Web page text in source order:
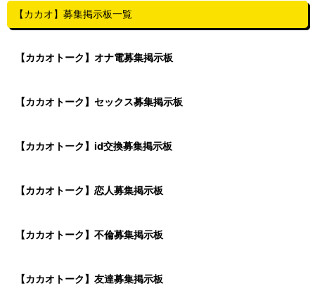
【カカオ】募集掲示板一覧
【カカオトーク】オナ電募集掲示板
【カカオトーク】セックス募集掲示板
【カカオトーク】id交換募集掲示板
【カカオトーク】恋人募集掲示板
【カカオトーク】不倫募集掲示板
【カカオトーク】友達募集掲示板